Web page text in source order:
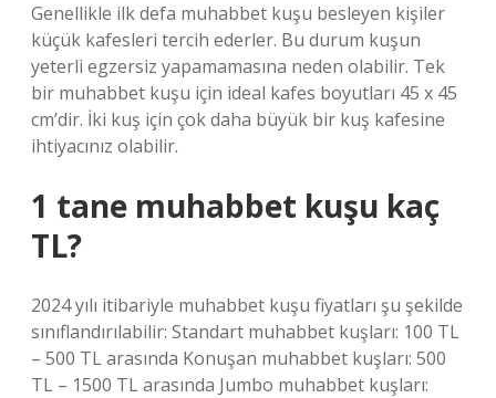
Genellikle ilk defa muhabbet kuşu besleyen kişiler
küçük kafesleri tercih ederler. Bu durum kuşun
yeterli egzersiz yapamamasına neden olabilir. Tek
bir muhabbet kuşu için ideal kafes boyutları 45 x 45
cm’dir. İki kuş için çok daha büyük bir kuş kafesine
ihtiyacınız olabilir.
1 tane muhabbet kuşu kaç
TL?
2024 yılı itibariyle muhabbet kuşu fiyatları şu şekilde
sınıflandırılabilir: Standart muhabbet kuşları: 100 TL
– 500 TL arasında Konuşan muhabbet kuşları: 500
TL – 1500 TL arasında Jumbo muhabbet kuşları: